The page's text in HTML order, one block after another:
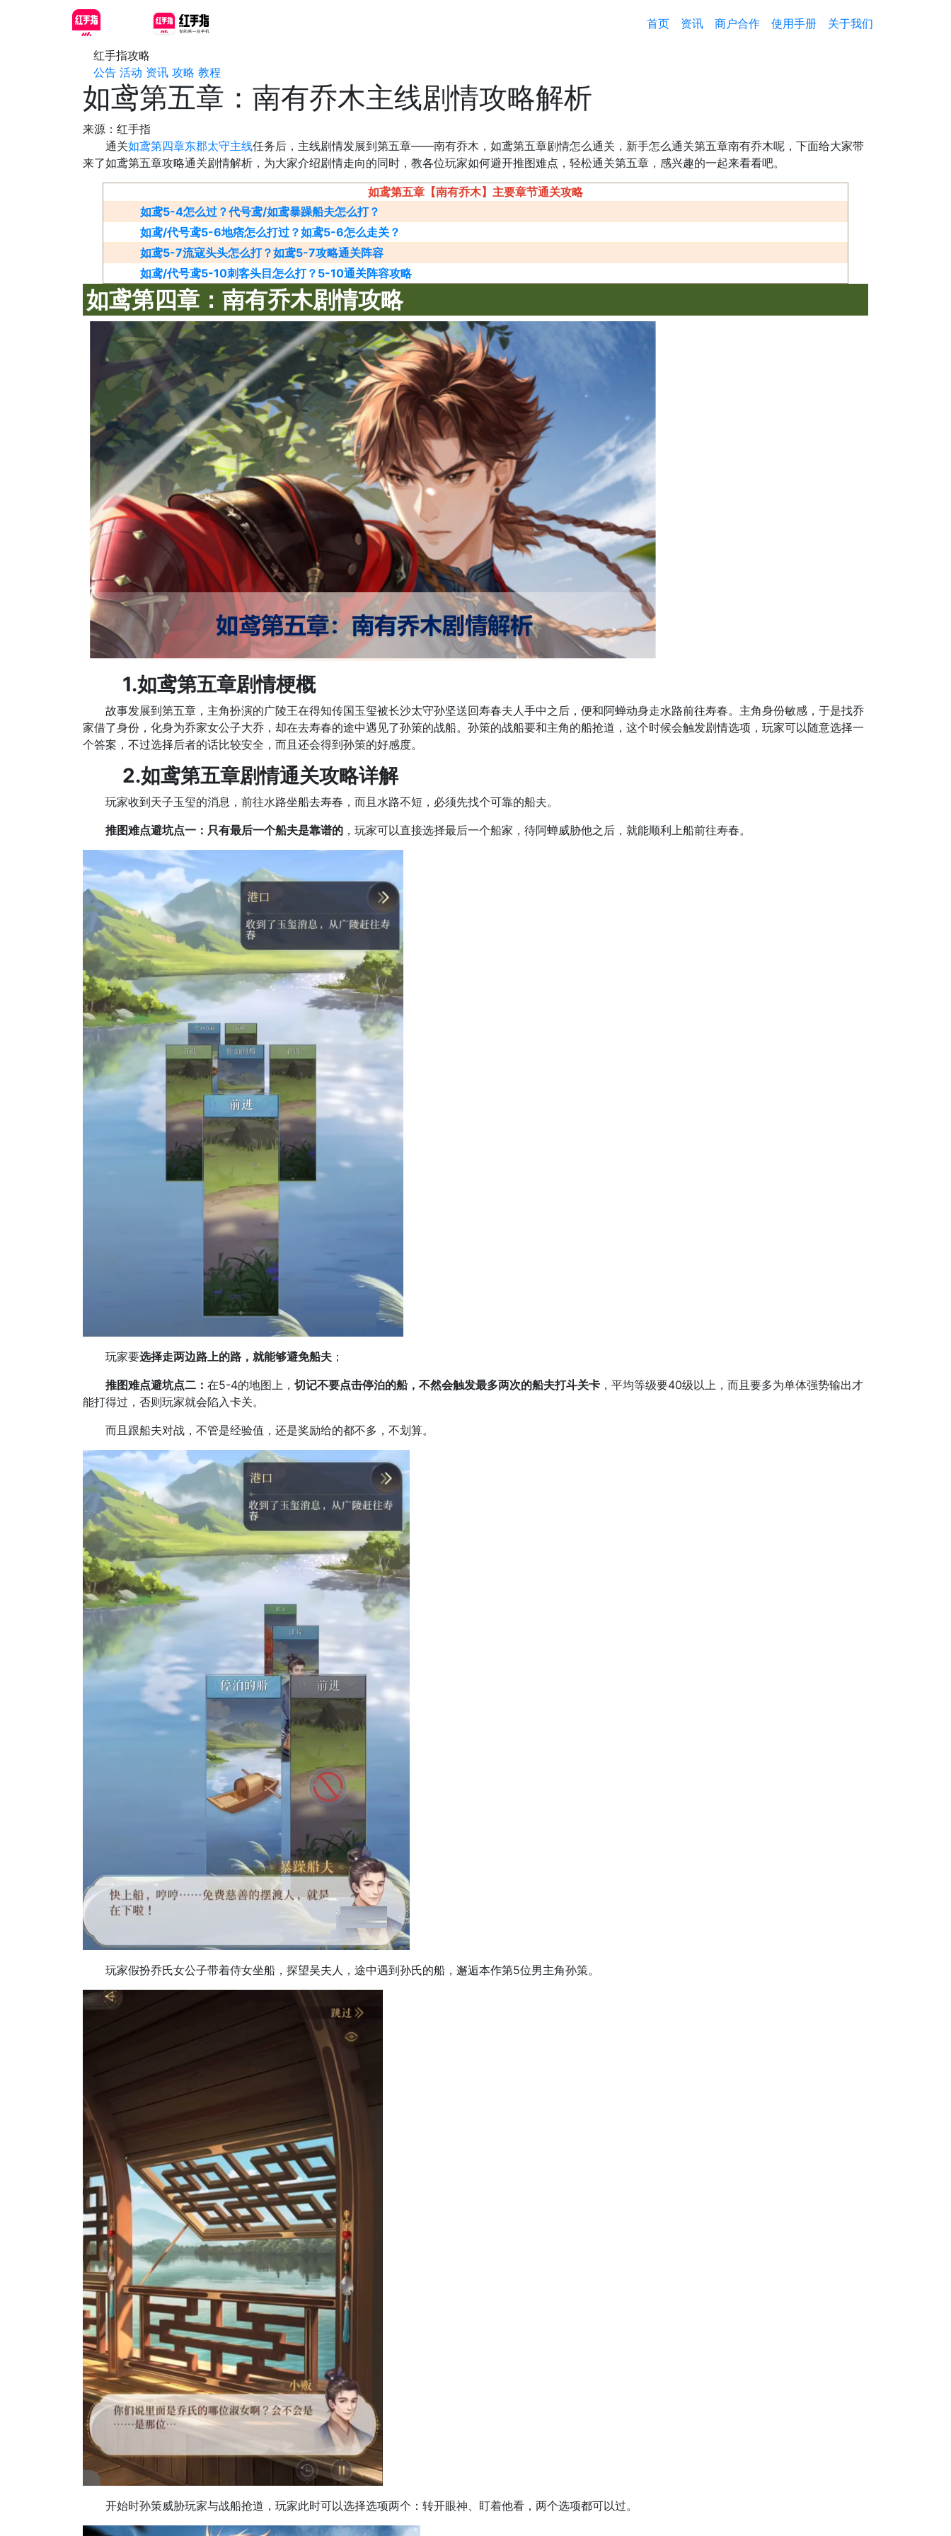
首页 资讯 商户合作 使用手册 关于我们
红手指攻略
公告 活动 资讯 攻略 教程
如鸢第五章：南有乔木主线剧情攻略解析
来源：红手指
通关如鸢第四章东郡太守主线任务后，主线剧情发展到第五章——南有乔木，如鸢第五章剧情怎么通关，新手怎么通关第五章南有乔木呢，下面给大家带
来了如鸢第五章攻略通关剧情解析，为大家介绍剧情走向的同时，教各位玩家如何避开推图难点，轻松通关第五章，感兴趣的一起来看看吧。
如鸢第五章【南有乔木】主要章节通关攻略
如鸢5-4怎么过？代号鸢/如鸢暴躁船夫怎么打？
如鸢/代号鸢5-6地痞怎么打过？如鸢5-6怎么走关？
如鸢5-7流寇头头怎么打？如鸢5-7攻略通关阵容
如鸢/代号鸢5-10刺客头目怎么打？5-10通关阵容攻略
如鸢第四章：南有乔木剧情攻略
1.如鸢第五章剧情梗概
故事发展到第五章，主角扮演的广陵王在得知传国玉玺被长沙太守孙坚送回寿春夫人手中之后，便和阿蝉动身走水路前往寿春。主角身份敏感，于是找乔
家借了身份，化身为乔家女公子大乔，却在去寿春的途中遇见了孙策的战船。孙策的战船要和主角的船抢道，这个时候会触发剧情选项，玩家可以随意选择一
个答案，不过选择后者的话比较安全，而且还会得到孙策的好感度。
2.如鸢第五章剧情通关攻略详解
玩家收到天子玉玺的消息，前往水路坐船去寿春，而且水路不短，必须先找个可靠的船夫。
推图难点避坑点一：只有最后一个船夫是靠谱的 ，玩家可以直接选择最后一个船家，待阿蝉威胁他之后，就能顺利上船前往寿春。
玩家要选择走两边路上的路，就能够避免船夫 ；
推图难点避坑点二： 在5-4的地图上， 切记不要点击停泊的船，不然会触发最多两次的船夫打斗关卡 ，平均等级要40级以上，而且要多为单体强势输出才
能打得过，否则玩家就会陷入卡关。
而且跟船夫对战，不管是经验值，还是奖励给的都不多，不划算。
玩家假扮乔氏女公子带着侍女坐船，探望吴夫人，途中遇到孙氏的船，邂逅本作第5位男主角孙策。
开始时孙策威胁玩家与战船抢道，玩家此时可以选择选项两个：转开眼神、盯着他看，两个选项都可以过。